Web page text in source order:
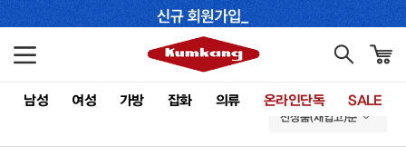
남성 여성 가방 잡화 의류 온라인단독 SALE
신상품(재입고)순